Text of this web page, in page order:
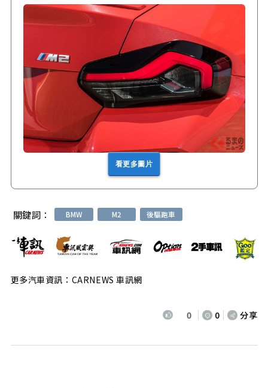
看更多圖片
關鍵詞： BMW M2 後驅跑車
更多汽車資訊：CARNEWS 車訊網
0 0 分享